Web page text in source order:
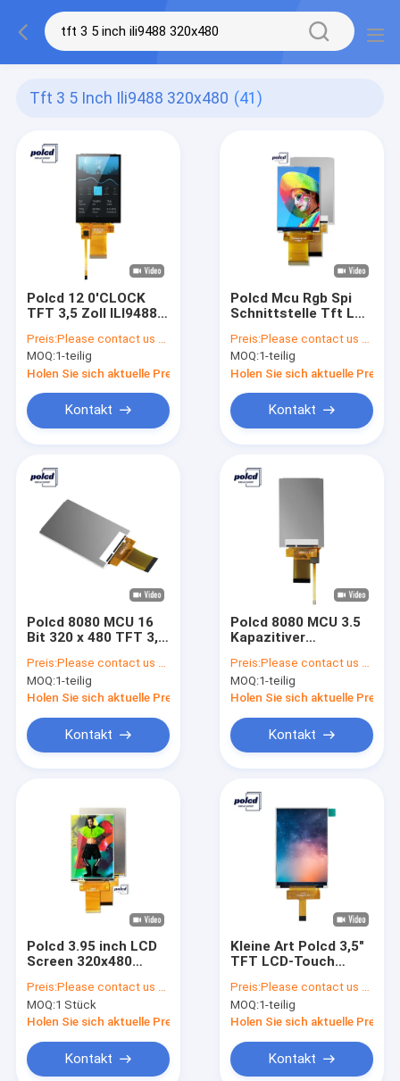
Tft 3 5 Inch Ili9488 320x480 (41)
Polcd 12 0'CLOCK
TFT 3,5 Zoll ILI9488
Touchscreen
Preis:Please contact us for latest price
MOQ:1-teilig
Holen Sie sich aktuelle Preis
Kontakt
Polcd Mcu Rgb Spi
Schnittstelle Tft LCD
3,5 Zoll Tft LCD
320x480
Preis:Please contact us for latest price
MOQ:1-teilig
Holen Sie sich aktuelle Preis
Kontakt
Polcd 8080 MCU 16
Bit 320 x 480 TFT 3,5
Helligkeit
Preis:Please contact us for latest price
MOQ:1-teilig
Holen Sie sich aktuelle Preis
Kontakt
Polcd 8080 MCU 3.5
Kapazitiver
320x480 Display
Preis:Please contact us for latest price
MOQ:1-teilig
Holen Sie sich aktuelle Preis
Kontakt
Polcd 3.95 inch LCD
Screen 320x480
LED backlight ILI9488
drive ic TFT LCD
Module
Preis:Please contact us for latest price
MOQ:1 Stück
Holen Sie sich aktuelle Preis
Kontakt
Kleine Art Polcd 3,5"
TFT LCD-Touch
ILI9488 Fahrer IC
Preis:Please contact us for latest price
MOQ:1-teilig
Holen Sie sich aktuelle Preis
Kontakt